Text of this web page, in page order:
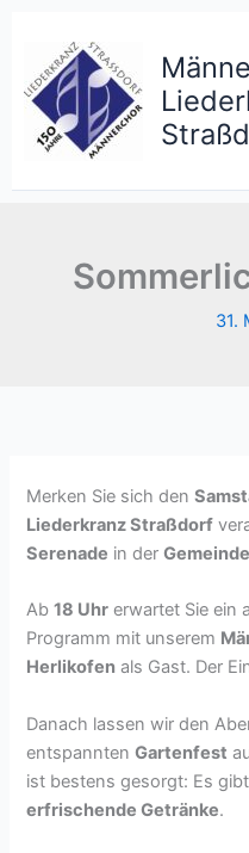
springen
31.
Merken Sie sich den
Liederkranz Straßdorf
Serenade in der
Ab18 Uhr erwartet Sie ein
Programm mit unserem
Herlikofen als Gast. Der
Danach lassen wir den
entspanntenGartenfest
ist bestens gesorgt: Es gibt
erfrischende Getränke.